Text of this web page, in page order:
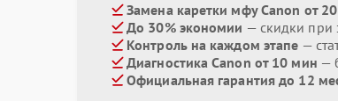
Замена каретки мфу Canon от
До 30% экономии — скидки при
Контроль на каждом этапе —
Диагностика Canon от 10 мин —
Официальная гарантия до 12